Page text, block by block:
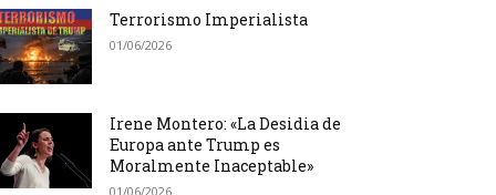
Terrorismo Imperialista
01/06/2026
Irene Montero: «La Desidia de
Europa ante Trump es
Moralmente Inaceptable»
01/06/2026